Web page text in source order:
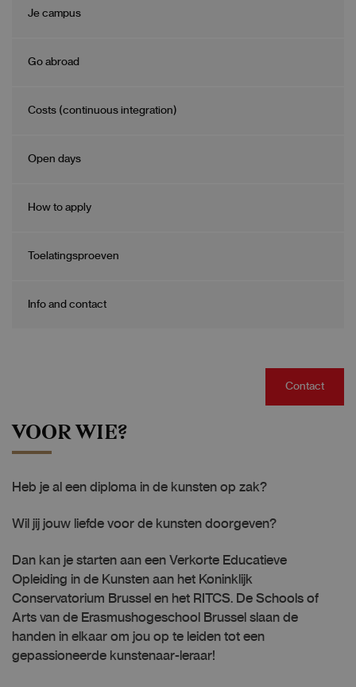
Je campus
Go abroad
Costs (continuous integration)
Open days
How to apply
Toelatingsproeven
Info and contact
Contact
VOOR WIE?
Heb je al een diploma in de kunsten op zak?
Wil jij jouw liefde voor de kunsten doorgeven?
Dan kan je starten aan een Verkorte Educatieve
Opleiding in de Kunsten aan het Koninklijk
Conservatorium Brussel en het RITCS. De Schools of
Arts van de Erasmushogeschool Brussel slaan de
handen in elkaar om jou op te leiden tot een
gepassioneerde kunstenaar-leraar!